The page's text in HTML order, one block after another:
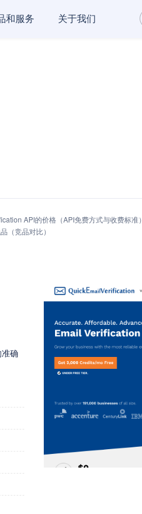
和服务 关于我们
API的价格（API免费方式与收费标准）
（竞品对比）
确